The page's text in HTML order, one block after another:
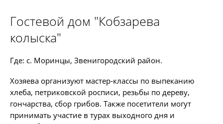
Гостевой дом "Кобзарева
колыска"
Где: с. Моринцы, Звенигородский район.
Хозяева организуют мастер-классы по выпеканию
хлеба, петриковской росписи, резьбы по дереву,
гончарства, сбор грибов. Также посетители могут
принимать участие в турах выходного дня и